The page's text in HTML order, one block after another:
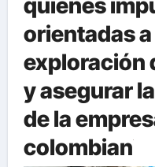
orientadas
exploración
y asegurar
de la
colombian